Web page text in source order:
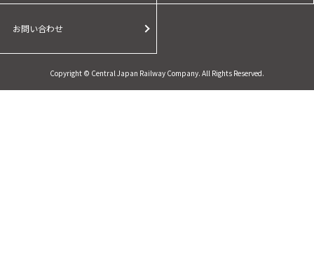
お問い合わせ
Copyright © Central Japan Railway Company. All Rights Reserved.